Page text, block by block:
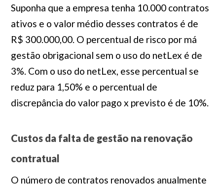
Suponha que a empresa tenha 10.000 contratos
ativos e o valor médio desses contratos é de
R$ 300.000,00. O percentual de risco por má
gestão obrigacional sem o uso do netLex é de
3%. Com o uso do netLex, esse percentual se
reduz para 1,50% e o percentual de
discrepância do valor pago x previsto é de 10%.
Custos da falta de gestão na renovação
contratual
O número de contratos renovados anualmente